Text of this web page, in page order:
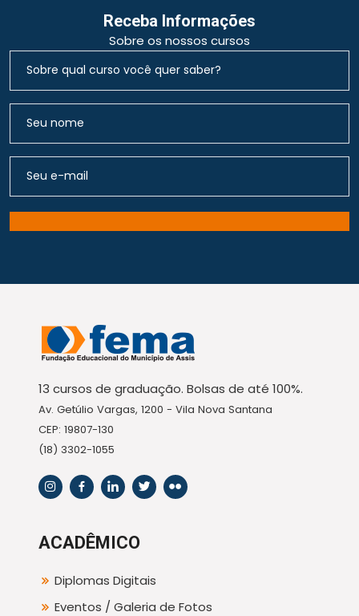
Receba Informações
Sobre os nossos cursos
13 cursos de graduação. Bolsas de até 100%.
Av. Getúlio Vargas, 1200 - Vila Nova Santana
CEP: 19807-130
(18) 3302-1055
ACADÊMICO
Diplomas Digitais
Eventos / Galeria de Fotos